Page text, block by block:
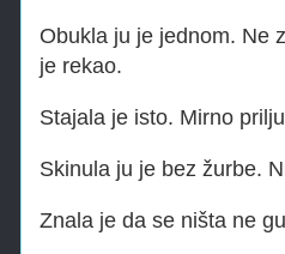
Obukla ju je jednom. Ne
je rekao.
Stajala je isto. Mirno
Skinula ju je bez žurbe.
Znala je da se ništa ne